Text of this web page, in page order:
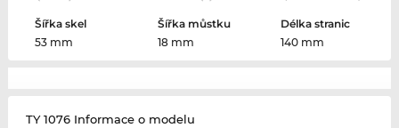
Šířka skel
53 mm
Šířka můstku
18 mm
Délka stranic
140 mm
TY 1076 Informace o modelu